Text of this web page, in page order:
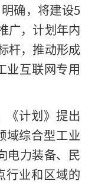
确，将建设5
广，计划年内
杆，推动形成
业互联网专用
《计划》提出
域综合型工业
电力装备、民
行业和区域的